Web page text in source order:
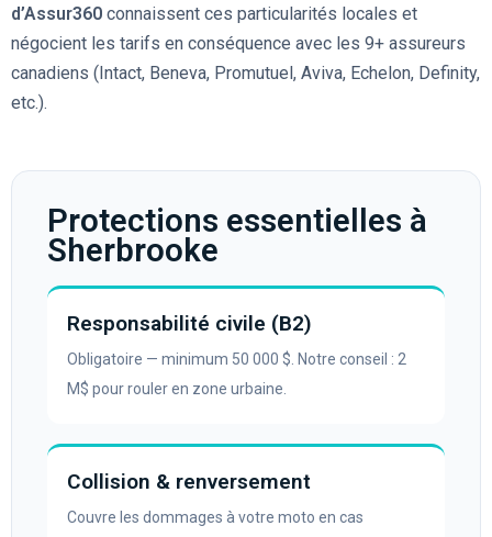
d’Assur360connaissent ces particularités locales et
négocient les tarifs en conséquence avec les 9+ assureurs
canadiens (Intact, Beneva, Promutuel, Aviva, Echelon, Definity,
etc.).
Protections essentielles à
Sherbrooke
Responsabilité civile (B2)
Obligatoire — minimum 50 000 $. Notre conseil : 2
M$ pour rouler en zone urbaine.
Collision & renversement
Couvre les dommages à votre moto en cas